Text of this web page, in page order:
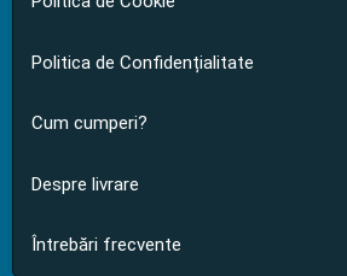
Politica de Confidențialitate
Cum cumperi?
Despre livrare
Întrebări frecvente